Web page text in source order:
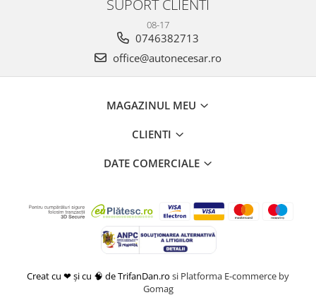
SUPORT CLIENTI
08-17
0746382713
office@autonecesar.ro
MAGAZINUL MEU
CLIENTI
DATE COMERCIALE
Creat cu ❤ și cu 🧠 de TrifanDan.ro si Platforma E-commerce by
Gomag